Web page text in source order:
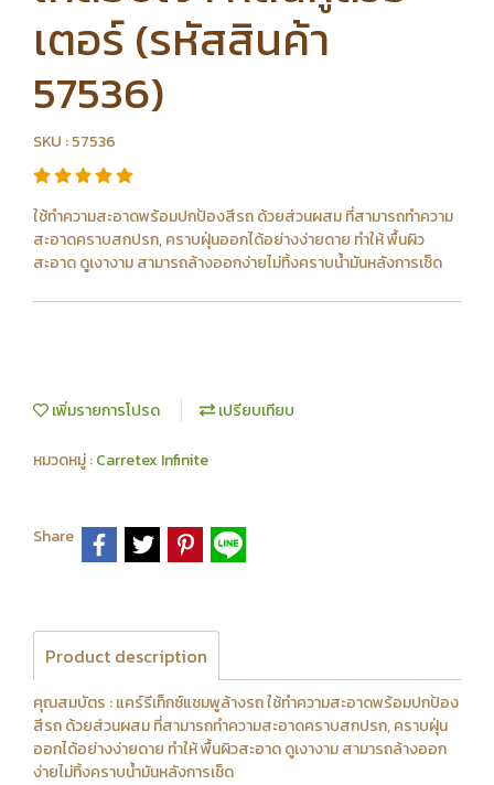
เตอร์ (รหัสสินค้า
57536)
SKU : 57536
ใช้ทําความสะอาดพร้อมปกป้องสีรถ ด้วยส่วนผสม ที่สามารถทําความ
สะอาดคราบสกปรก, คราบฝุ่นออกได้อย่างง่ายดาย ทําให้ พื้นผิว
สะอาด ดูเงางาม สามารถล้างออกง่ายไม่ทิ้งคราบน้ำมันหลังการเช็ด
เพิ่มรายการโปรด เปรียบเทียบ
หมวดหมู่ :Carretex Infinite
Share
Product description
คุณสมบัตร : แคร์รีเท็กซ์แชมพูล้างรถ ใช้ทําความสะอาดพร้อมปกป้อง
สีรถ ด้วยส่วนผสม ที่สามารถทําความสะอาดคราบสกปรก, คราบฝุ่น
ออกได้อย่างง่ายดาย ทําให้ พื้นผิวสะอาด ดูเงางาม สามารถล้างออก
ง่ายไม่ทิ้งคราบน้ำมันหลังการเช็ด